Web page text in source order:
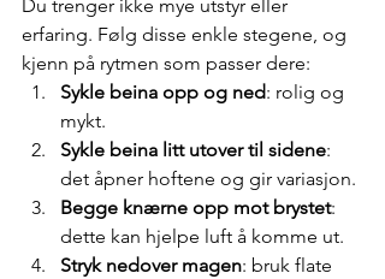
Du trenger ikke mye utstyr eller
erfaring. Følg disse enkle stegene, og
kjenn på rytmen som passer dere:
Sykle beina opp og ned: rolig og
mykt.
Sykle beina litt utover til sidene:
det åpner hoftene og gir variasjon.
Begge knærne opp mot brystet:
dette kan hjelpe luft å komme ut.
Stryk nedover magen: bruk flate